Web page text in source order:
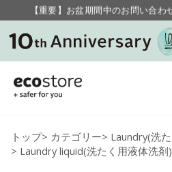
毎月お得にポイントが貯まる！ “
【重要】お盆期間中のお問い合わ
毎月お得にポイントが貯まる！ “
トップ> カテゴリー> Laundry(洗
> Laundry liquid(洗たく用液体洗剤)